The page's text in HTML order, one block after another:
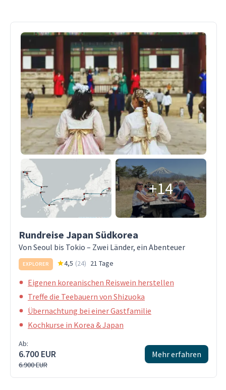
+14
Rundreise Japan Südkorea
Von Seoul bis Tokio – Zwei Länder, ein Abenteuer
EXPLORER 4,5 (24) 21 Tage
Eigenen koreanischen Reiswein herstellen
Treffe die Teebauern von Shizuoka
Übernachtung bei einer Gastfamilie
Kochkurse in Korea & Japan
Ab:
6.700 EUR
6.900 EUR
Mehr erfahren